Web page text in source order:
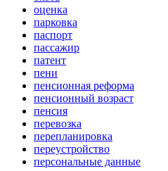
оценка
парковка
паспорт
пассажир
патент
пени
пенсионная реформа
пенсионный возраст
пенсия
перевозка
перепланировка
переустройство
персональные данные